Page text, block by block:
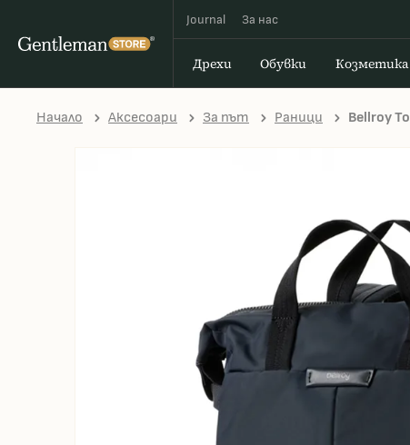
Journal За наc
Дрехи Обувки Козметика
Начало Аксесоари За път Раници Bellroy